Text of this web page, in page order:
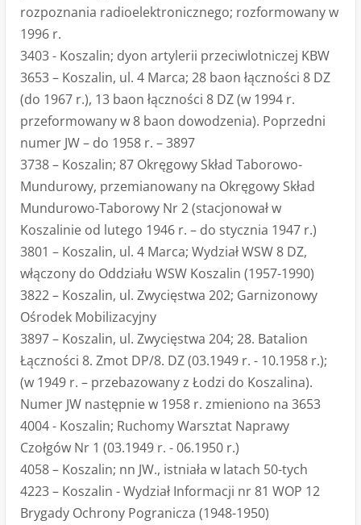
rozpoznania radioelektronicznego; rozformowany w
1996 r.
3403 - Koszalin; dyon artylerii przeciwlotniczej KBW
3653 – Koszalin, ul. 4 Marca; 28 baon łączności 8 DZ
(do 1967 r.), 13 baon łączności 8 DZ (w 1994 r.
przeformowany w 8 baon dowodzenia). Poprzedni
numer JW – do 1958 r. – 3897
3738 – Koszalin; 87 Okręgowy Skład Taborowo-
Mundurowy, przemianowany na Okręgowy Skład
Mundurowo-Taborowy Nr 2 (stacjonował w
Koszalinie od lutego 1946 r. – do stycznia 1947 r.)
3801 – Koszalin, ul. 4 Marca; Wydział WSW 8 DZ,
włączony do Oddziału WSW Koszalin (1957-1990)
3822 – Koszalin, ul. Zwycięstwa 202; Garnizonowy
Ośrodek Mobilizacyjny
3897 – Koszalin, ul. Zwycięstwa 204; 28. Batalion
Łączności 8. Zmot DP/8. DZ (03.1949 r. - 10.1958 r.);
(w 1949 r. – przebazowany z Łodzi do Koszalina).
Numer JW następnie w 1958 r. zmieniono na 3653
4004 - Koszalin; Ruchomy Warsztat Naprawy
Czołgów Nr 1 (03.1949 r. - 06.1950 r.)
4058 – Koszalin; nn JW., istniała w latach 50-tych
4223 – Koszalin - Wydział Informacji nr 81 WOP 12
Brygady Ochrony Pogranicza (1948-1950)